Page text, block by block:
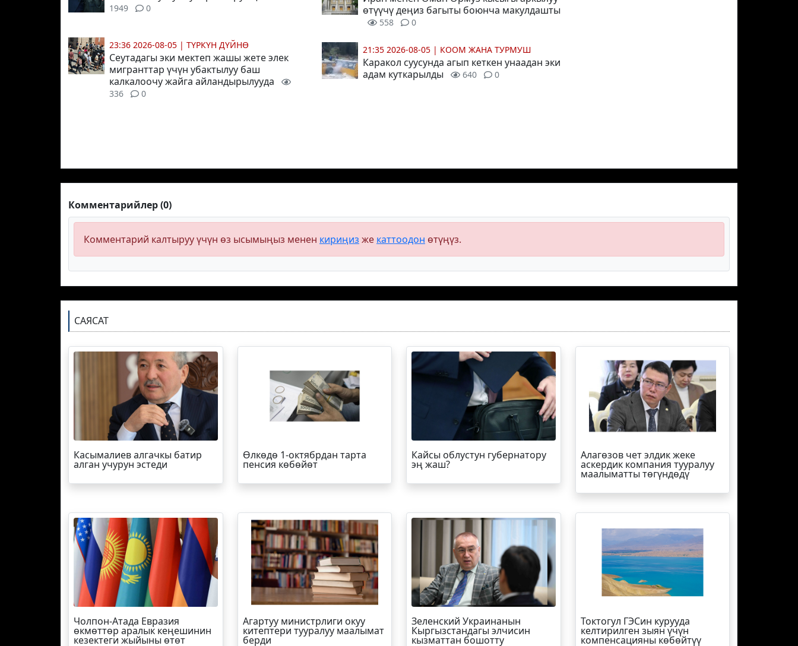
1949 0
23:36 2026-08-05 | ТҮРКҮН ДҮЙНӨ
Сеутадагы эки мектеп жашы жете элек
мигранттар үчүн убактылуу баш
калкалоочу жайга айландырылууда
336 0
өтүүчү деңиз багыты боюнча макулдашты
558 0
21:35 2026-08-05 | КООМ ЖАНА ТУРМУШ
Каракол суусунда агып кеткен унаадан эки
адам куткарылды
640 0
Комментарийлер (0)
Комментарий калтыруу үчүн өз ысымыңыз менен кириңиз же каттоодон өтүңүз.
САЯСАТ
Касымалиев алгачкы батир
алган учурун эстеди
Өлкөдө 1-октябрдан тарта
пенсия көбөйөт
Кайсы облустун губернатору
эң жаш?
Алагөзов чет элдик жеке
аскердик компания тууралуу
маалыматты төгүндөдү
Чолпон-Атада Евразия
өкмөттөр аралык кеңешинин
кезектеги жыйыны өтөт
Агартуу министрлиги окуу
китептери тууралуу маалымат
берди
Зеленский Украинанын
Кыргызстандагы элчисин
кызматтан бошотту
Токтогул ГЭСин курууда
келтирилген зыян үчүн
компенсацияны көбөйтүү